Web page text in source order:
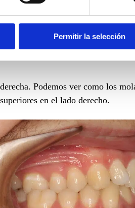
Permitir la selección
porque los molares superiores
a nivel dentario o a nivel
funcional, ya que la falta de
derecha. Podemos ver como los
en el lado derecho.